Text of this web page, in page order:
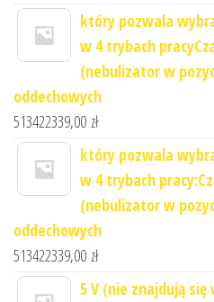
który pozwala
w 4 trybach
(nebulizator w
oddechowych
513422339,00 zł
który pozwala
w 4 trybach
(nebulizator w
oddechowych
513422339,00 zł
5 V (nie znajdują